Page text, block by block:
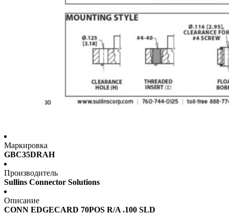
Маркировка
GBC35DRAH
Производитель
Sullins Connector Solutions
Описание
CONN EDGECARD 70POS R/A .100 SLD